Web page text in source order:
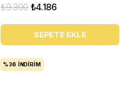
₺4.186
₺9.300
SEPETE EKLE
%36 İNDIRIM